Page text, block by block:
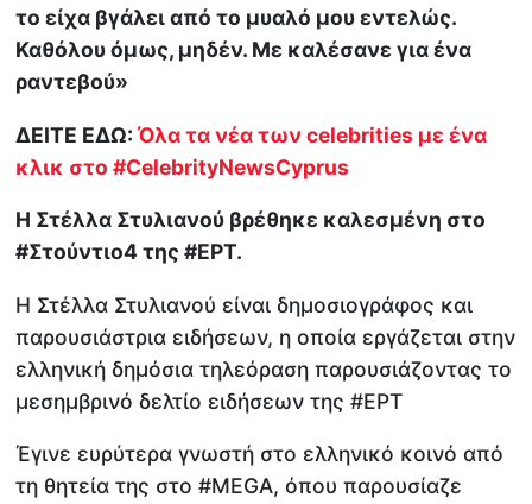
το είχα βγάλει από το μυαλό μου εντελώς.
Καθόλου όμως, μηδέν. Με καλέσανε για ένα
ραντεβού»
ΔΕΙΤΕ ΕΔΩ:Όλα τα νέα των celebrities με ένα
κλικ στο #CelebrityNewsCyprus
Η Στέλλα Στυλιανού βρέθηκε καλεσμένη στο
#Στούντιο4 της #ΕΡΤ.
Η Στέλλα Στυλιανού είναι δημοσιογράφος και
παρουσιάστρια ειδήσεων, η οποία εργάζεται στην
ελληνική δημόσια τηλεόραση παρουσιάζοντας το
μεσημβρινό δελτίο ειδήσεων της #ΕΡΤ
Έγινε ευρύτερα γνωστή στο ελληνικό κοινό από
τη θητεία της στο #MEGA, όπου παρουσίαζε